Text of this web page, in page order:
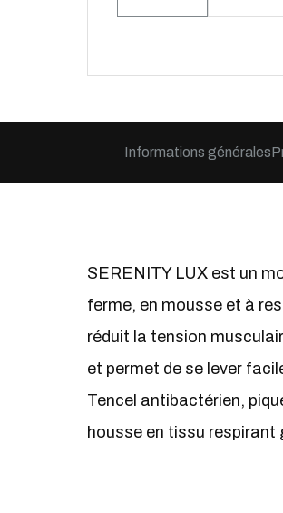
Informations générales
SERENITY LUX est un
ferme, en mousse et à
réduit la tension
et permet de se lever
Tencel antibactérien,
housse en tissu respirant